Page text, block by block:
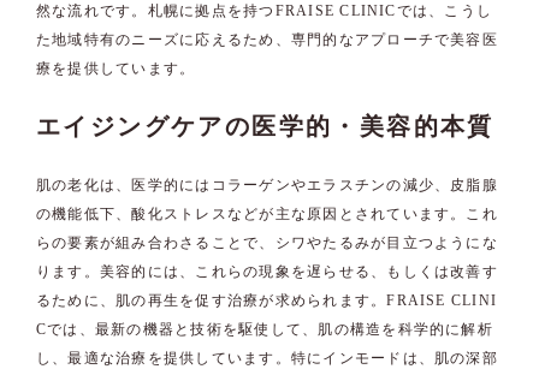
然な流れです。札幌に拠点を持つFRAISE CLINICでは、こうし
た地域特有のニーズに応えるため、専門的なアプローチで美容医
療を提供しています。
エイジングケアの医学的・美容的本質
肌の老化は、医学的にはコラーゲンやエラスチンの減少、皮脂腺
の機能低下、酸化ストレスなどが主な原因とされています。これ
らの要素が組み合わさることで、シワやたるみが目立つようにな
ります。美容的には、これらの現象を遅らせる、もしくは改善す
るために、肌の再生を促す治療が求められます。FRAISE CLINI
Cでは、最新の機器と技術を駆使して、肌の構造を科学的に解析
し、最適な治療を提供しています。特にインモードは、肌の深部